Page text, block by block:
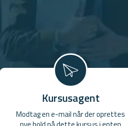
Kursusagent
Modtag en e-mail når der oprettes